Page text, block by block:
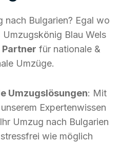
nach Bulgarien? Egal wo
Blau Wels
für nationale &
Umzüge.
Umzugslösungen: Mit
Expertenwissen
Umzug nach Bulgarien
wie möglich